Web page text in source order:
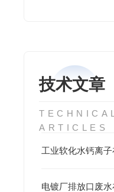
技术文章
TECHNICAL
ARTICLES